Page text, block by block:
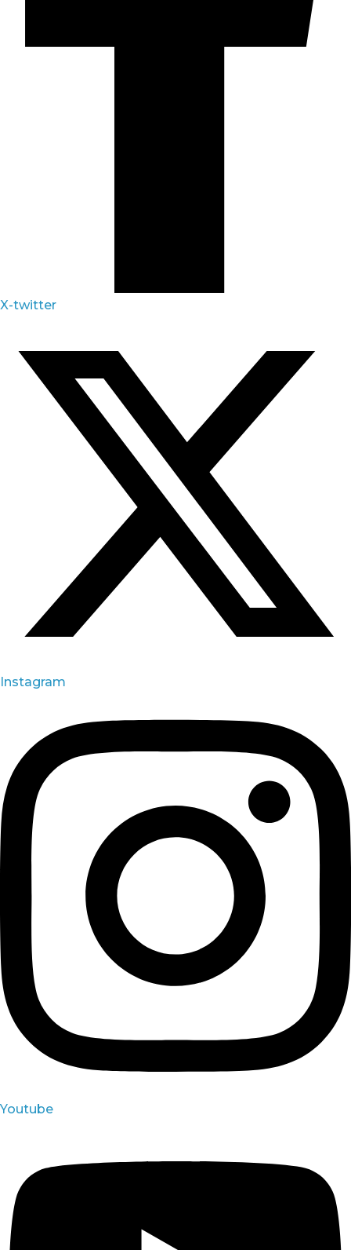
X-twitter
Instagram
Youtube